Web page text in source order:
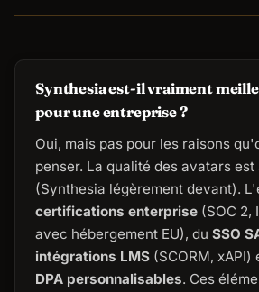
Synthesia est-il vraiment
pour une entreprise ?
Oui, mais pas pour les raisons
penser. La qualité des avatars est
(Synthesia légèrement devant).
certifications enterprise (SOC 2,
avec hébergement EU), du SSO
intégrations LMS (SCORM, xAPI)
DPA personnalisables. Ces